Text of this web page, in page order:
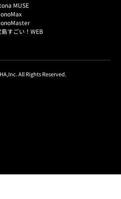
MUSE
島すごい！WEB
All Rights Reserved.